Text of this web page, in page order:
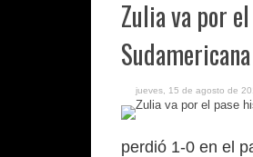
Zulia va por
Sudamericana
jueves, 15 de agosto de
perdió 1-0 en el